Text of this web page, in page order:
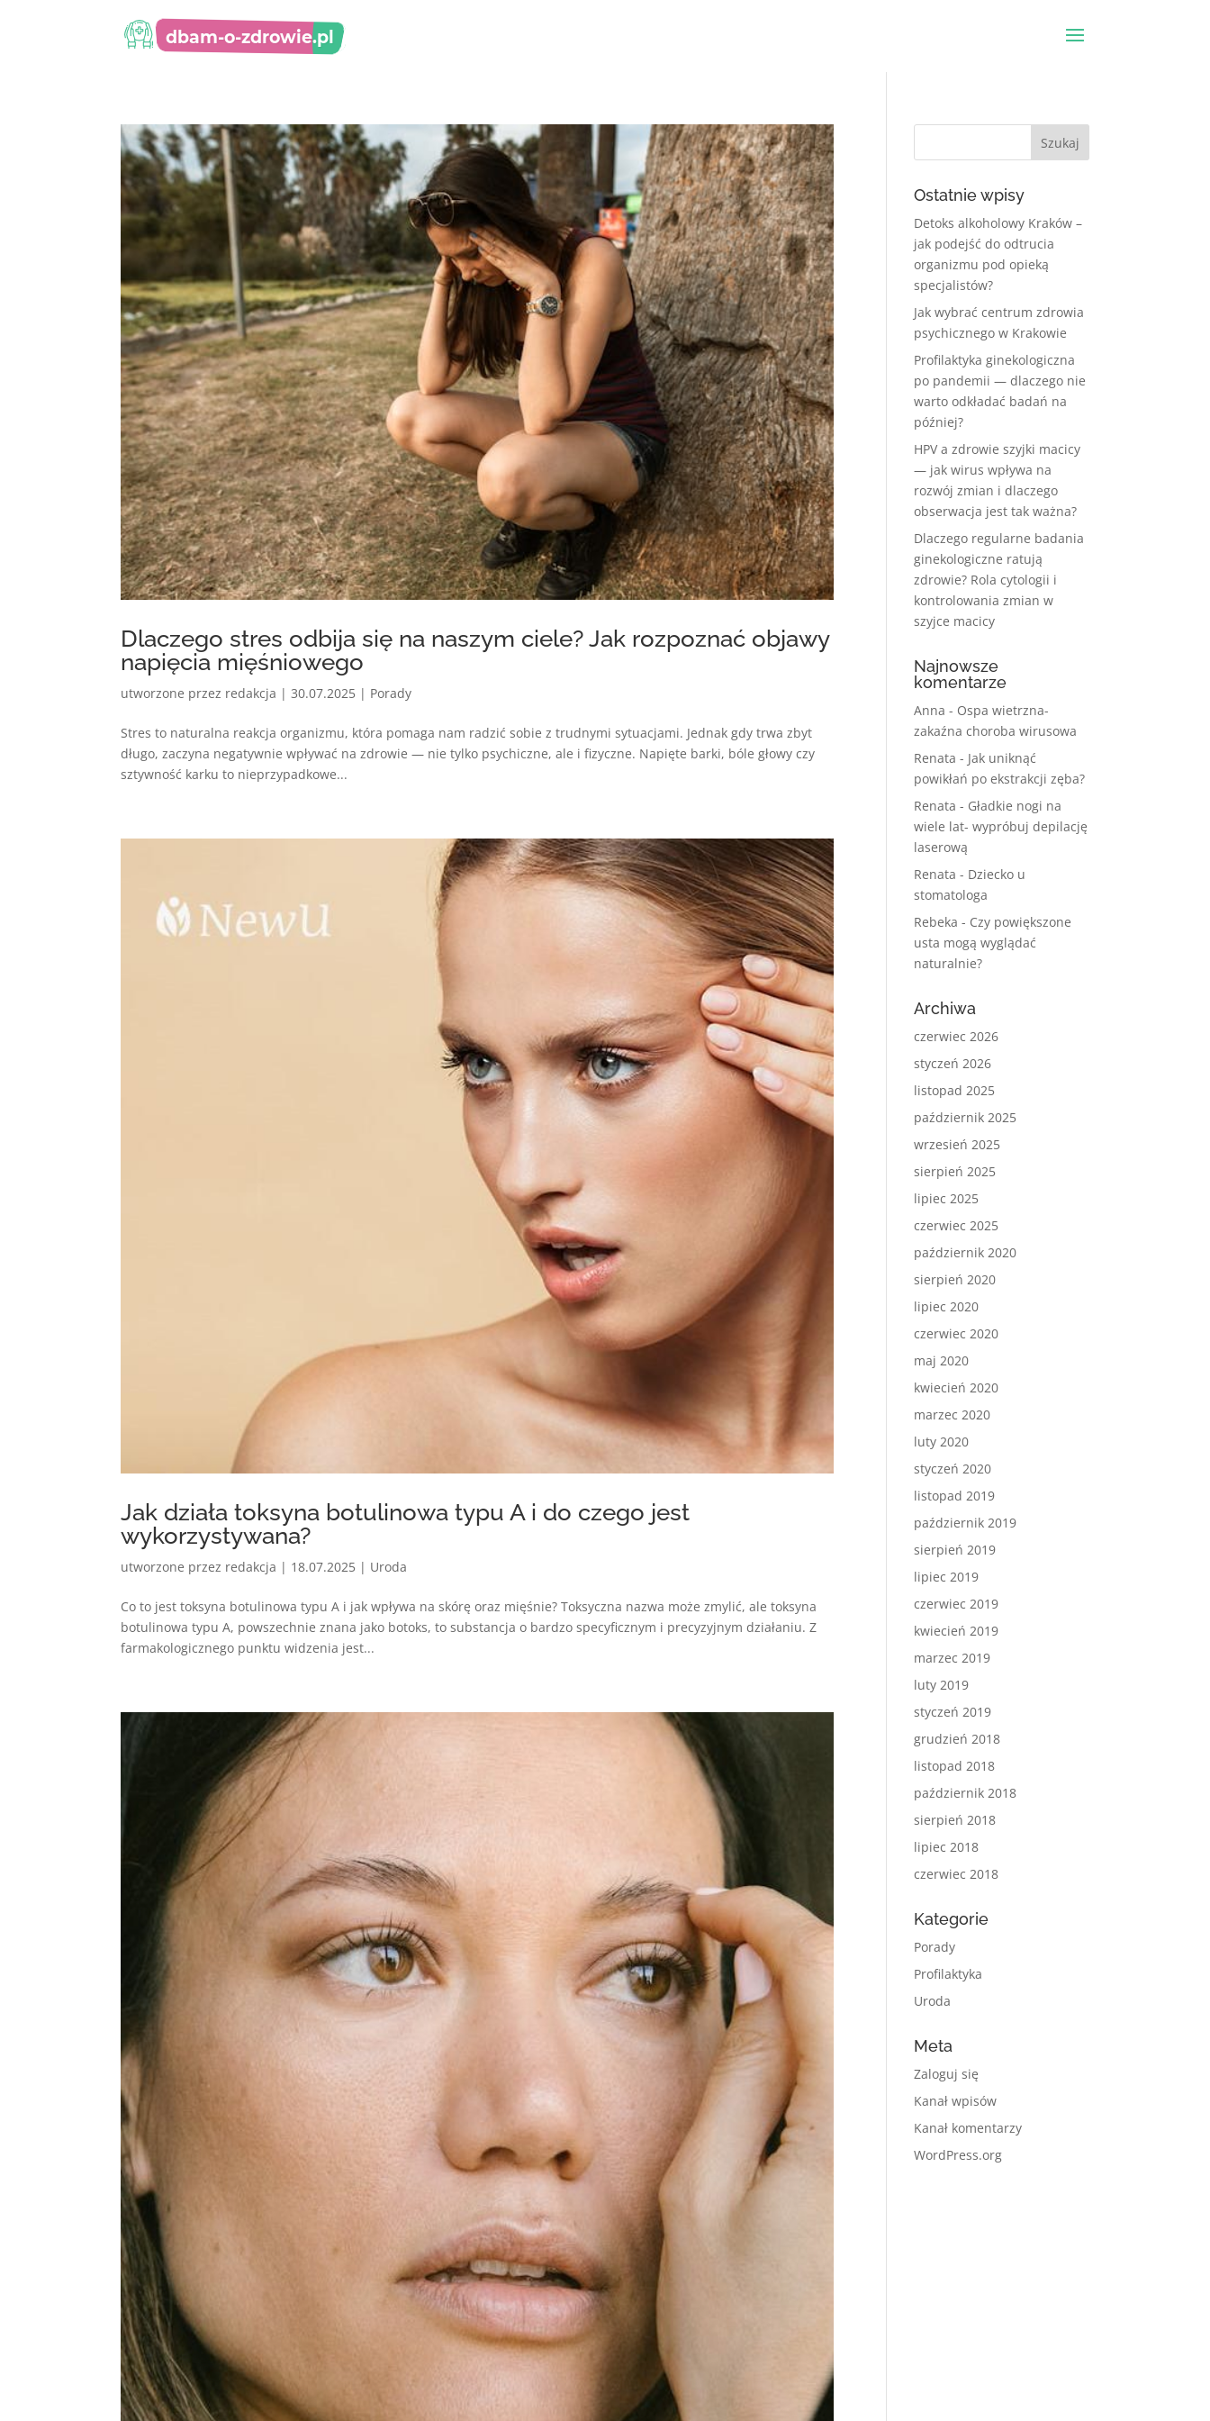
Dlaczego stres odbija się na naszym ciele? Jak rozpoznać objawy
napięcia mięśniowego
utworzone przez redakcja |30.07.2025 | Porady
Stres to naturalna reakcja organizmu, która pomaga nam radzić sobie z trudnymi sytuacjami. Jednak gdy trwa zbyt
długo, zaczyna negatywnie wpływać na zdrowie — nie tylko psychiczne, ale i fizyczne. Napięte barki, bóle głowy czy
sztywność karku to nieprzypadkowe...
Jak działa toksyna botulinowa typu A i do czego jest
wykorzystywana?
utworzone przez redakcja | 18.07.2025 | Uroda
Co to jest toksyna botulinowa typu A i jak wpływa na skórę oraz mięśnie? Toksyczna nazwa może zmylić, ale toksyna
botulinowa typu A, powszechnie znana jako botoks, to substancja o bardzo specyficznym i precyzyjnym działaniu. Z
farmakologicznego punktu widzenia jest...
Ostatnie wpisy
Detoks alkoholowy Kraków –
jak podejść do odtrucia
organizmu pod opieką
specjalistów?
Jak wybrać centrum zdrowia
psychicznego w Krakowie
Profilaktyka ginekologiczna
po pandemii — dlaczego nie
warto odkładać badań na
później?
HPV a zdrowie szyjki macicy
— jak wirus wpływa na
rozwój zmian i dlaczego
obserwacja jest tak ważna?
Dlaczego regularne badania
ginekologiczne ratują
zdrowie? Rola cytologii i
kontrolowania zmian w
szyjce macicy
Najnowsze
komentarze
Anna - Ospa wietrzna-
zakaźna choroba wirusowa
Renata - Jak uniknąć
powikłań po ekstrakcji zęba?
Renata - Gładkie nogi na
wiele lat- wypróbuj depilację
laserową
Renata - Dziecko u
stomatologa
Rebeka - Czy powiększone
usta mogą wyglądać
naturalnie?
Archiwa
czerwiec 2026
styczeń 2026
listopad 2025
październik 2025
wrzesień 2025
sierpień 2025
lipiec 2025
czerwiec 2025
październik 2020
sierpień 2020
lipiec 2020
czerwiec 2020
maj 2020
kwiecień 2020
marzec 2020
luty 2020
styczeń 2020
listopad 2019
październik 2019
sierpień 2019
lipiec 2019
czerwiec 2019
kwiecień 2019
marzec 2019
luty 2019
styczeń 2019
grudzień 2018
listopad 2018
październik 2018
sierpień 2018
lipiec 2018
czerwiec 2018
Kategorie
Porady
Profilaktyka
Uroda
Meta
Zaloguj się
Kanał wpisów
Kanał komentarzy
WordPress.org